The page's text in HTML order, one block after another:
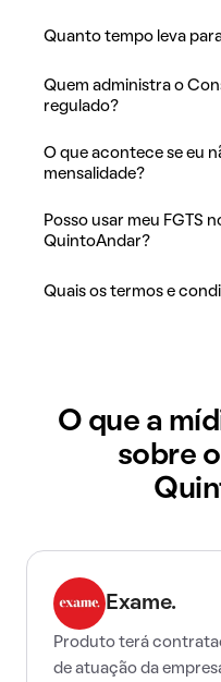
Quanto tempo leva
Quem administra o
regulado?
O que acontece se eu
mensalidade?
Posso usar meu FGTS
QuintoAndar?
Quais os termos e
O que a
sobre
Exame.
Produto terá
de atuação da